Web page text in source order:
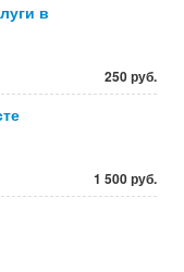
в
250 руб.
1 500 руб.